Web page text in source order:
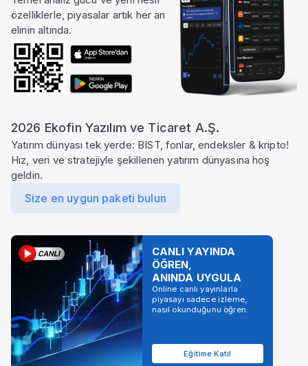
Fiyat Endeks Değişimi
Grafik
Karşılaştır
Şirket Profili
özelliklerle, piyasalar artık her an
elinin altında.
2026 Ekofin Yazılım ve Ticaret A.Ş.
Yatırım dünyası tek yerde: BIST, fonlar, endeksler & kripto!
Hız, veri ve stratejiyle şekillenen yatırım dünyasına hoş
geldin.
Size en uygun paketi bulun
CANLI YAYINDA
ÖĞREN,
ANINDA UYGULA
Online canlı yayınlarla
piyasayı sadece izleme,
nasıl okunduğunu öğren.
Eğitime Katıl